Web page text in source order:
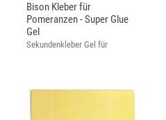
Bison Kleber für
Pomeranzen - Super Glue
Gel
Sekundenkleber Gel für